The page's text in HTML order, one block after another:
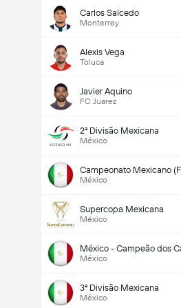
Carlos Salcedo
Monterrey
Alexis Vega
Toluca
Javier Aquino
FC Juarez
2ª Divisão Mexicana
México
Campeonato Mexicano
México
Supercopa Mexicana
México
México - Campeão dos
México
3ª Divisão Mexicana
México